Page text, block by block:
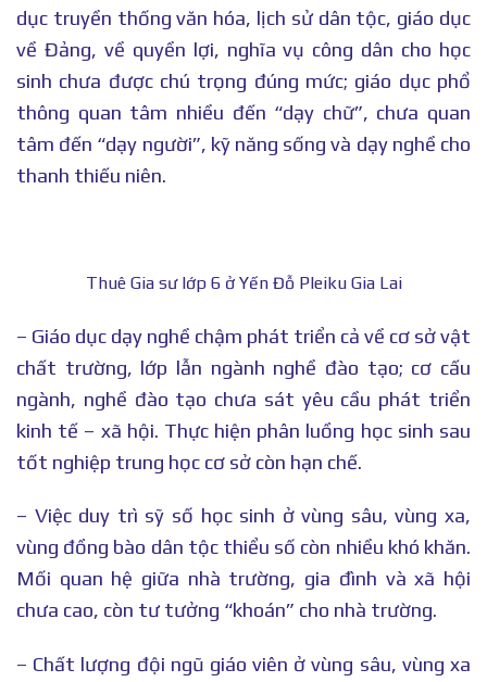
dục truyền thống văn hóa, lịch sử dân tộc, giáo dục
về Đảng, về quyền lợi, nghĩa vụ công dân cho học
sinh chưa được chú trọng đúng mức; giáo dục phổ
thông quan tâm nhiều đến “dạy chữ”, chưa quan
tâm đến “dạy người”, kỹ năng sống và dạy nghề cho
thanh thiếu niên.
Thuê Gia sư lớp 6 ở Yến Đỗ Pleiku Gia Lai
– Giáo dục dạy nghề chậm phát triển cả về cơ sở vật
chất trường, lớp lẫn ngành nghề đào tạo; cơ cấu
ngành, nghề đào tạo chưa sát yêu cầu phát triển
kinh tế – xã hội. Thực hiện phân luồng học sinh sau
tốt nghiệp trung học cơ sở còn hạn chế.
– Việc duy trì sỹ số học sinh ở vùng sâu, vùng xa,
vùng đồng bào dân tộc thiểu số còn nhiều khó khăn.
Mối quan hệ giữa nhà trường, gia đình và xã hội
chưa cao, còn tư tưởng “khoán” cho nhà trường.
– Chất lượng đội ngũ giáo viên ở vùng sâu, vùng xa